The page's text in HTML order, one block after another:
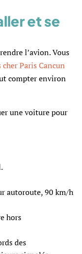
et se
l’avion. Vous
cher Paris Cancun
compter environ
une voiture pour
autoroute, 90 km/h
hors
des